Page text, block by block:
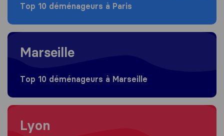
Top 10 déménageurs à Paris
Moving to Marseille
Marseille
Top 10 déménageurs à Marseille
Moving to Lyon
Lyon